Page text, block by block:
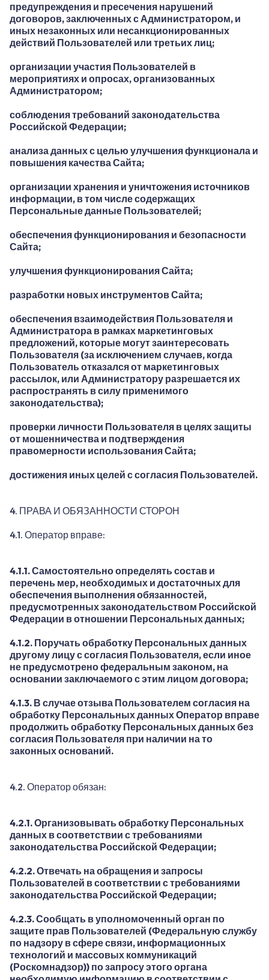
предупреждения и пресечения нарушений
договоров, заключенных с Администратором, и
иных незаконных или несанкционированных
действий Пользователей или третьих лиц;
организации участия Пользователей в
мероприятиях и опросах, организованных
Администратором;
соблюдения требований законодательства
Российской Федерации;
анализа данных с целью улучшения функционала и
повышения качества Сайта;
организации хранения и уничтожения источников
информации, в том числе содержащих
Персональные данные Пользователей;
обеспечения функционирования и безопасности
Сайта;
улучшения функционирования Сайта;
разработки новых инструментов Сайта;
обеспечения взаимодействия Пользователя и
Администратора в рамках маркетинговых
предложений, которые могут заинтересовать
Пользователя (за исключением случаев, когда
Пользователь отказался от маркетинговых
рассылок, или Администратору разрешается их
распространять в силу применимого
законодательства);
проверки личности Пользователя в целях защиты
от мошенничества и подтверждения
правомерности использования Сайта;
достижения иных целей с согласия Пользователей.
4. ПРАВА И ОБЯЗАННОСТИ СТОРОН
4.1. Оператор вправе:
4.1.1. Самостоятельно определять состав и
перечень мер, необходимых и достаточных для
обеспечения выполнения обязанностей,
предусмотренных законодательством Российской
Федерации в отношении Персональных данных;
4.1.2. Поручать обработку Персональных данных
другому лицу с согласия Пользователя, если иное
не предусмотрено федеральным законом, на
основании заключаемого с этим лицом договора;
4.1.3. В случае отзыва Пользователем согласия на
обработку Персональных данных Оператор вправе
продолжить обработку Персональных данных без
согласия Пользователя при наличии на то
законных оснований.
4.2. Оператор обязан:
4.2.1. Организовывать обработку Персональных
данных в соответствии с требованиями
законодательства Российской Федерации;
4.2.2. Отвечать на обращения и запросы
Пользователей в соответствии с требованиями
законодательства Российской Федерации;
4.2.3. Сообщать в уполномоченный орган по
защите прав Пользователей (Федеральную службу
по надзору в сфере связи, информационных
технологий и массовых коммуникаций
(Роскомнадзор)) по запросу этого органа